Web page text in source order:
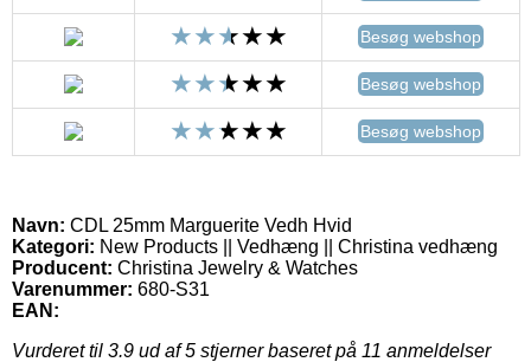
Besøg webshop
Besøg webshop
Besøg webshop
Navn: CDL 25mm Marguerite Vedh Hvid
Kategori: New Products || Vedhæng || Christina vedhæng
Producent: Christina Jewelry & Watches
Varenummer: 680-S31
EAN:
Vurderet til 3.9 ud af 5 stjerner baseret på 11 anmeldelser